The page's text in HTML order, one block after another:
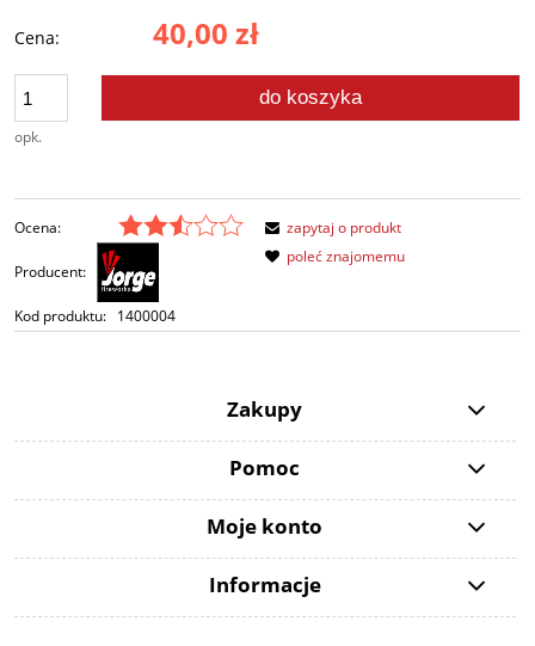
Cena: 40,00 zł
opk.
do koszyka
Ocena:
Producent:
Kod produktu: 1400004
zapytaj o produkt
poleć znajomemu
Zakupy
Pomoc
Moje konto
Informacje